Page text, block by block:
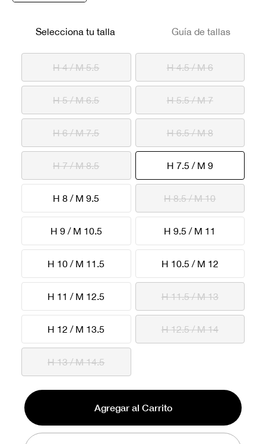
Selecciona tu talla Guía de tallas
H 4 / M 5.5 H 4.5 / M 6
H 5 / M 6.5 H 5.5 / M 7
H 6 / M 7.5 H 6.5 / M 8
H 7 / M 8.5 H 7.5 / M 9
H 8 / M 9.5 H 8.5 / M 10
H 9 / M 10.5 H 9.5 / M 11
H 10 / M 11.5 H 10.5 / M 12
H 11 / M 12.5 H 11.5 / M 13
H 12 / M 13.5 H 12.5 / M 14
H 13 / M 14.5
Agregar al Carrito